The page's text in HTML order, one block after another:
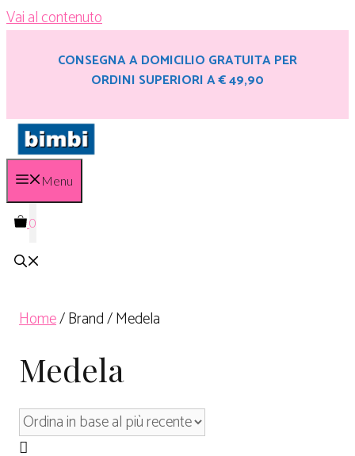
Vai al contenuto
CONSEGNA A DOMICILIO GRATUITA PER
ORDINI SUPERIORI A € 49,90
Menu
0
Home/ Brand / Medela
Medela